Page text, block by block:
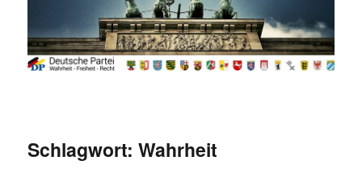
Schlagwort:Wahrheit